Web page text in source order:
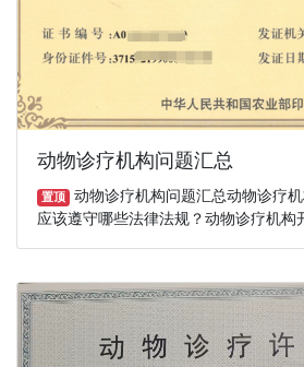
动物诊疗机构问题汇总
置顶 动物诊疗机构问题汇总动物诊疗
应该遵守哪些法律法规？动物诊疗机构